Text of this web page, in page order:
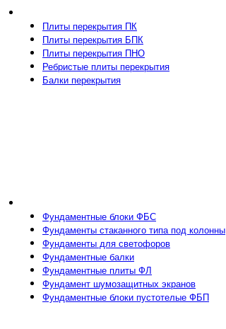
Плиты перекрытия ПК
Плиты перекрытия БПК
Плиты перекрытия ПНО
Ребристые плиты перекрытия
Балки перекрытия
Фундаментные блоки ФБС
Фундаменты стаканного типа под колонны
Фундаменты для светофоров
Фундаментные балки
Фундаментные плиты ФЛ
Фундамент шумозащитных экранов
Фундаментные блоки пустотелые ФБП